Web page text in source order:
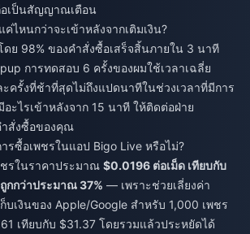
เป็นสัญญาณเตือน
ไหนกว่าจะเข้าหลังจากเติมเงิน?
ดย 98% ของคำสั่งซื้อเสร็จสิ้นภายใน 3 นาที
การทดสอบ 6 ครั้งของผมใช้เวลาเฉลี่ย
ครั้งที่ช้าที่สุดไม่ถึงแปดนาทีในช่วงเวลาที่มีการ
ะไรเข้าหลังจาก 15 นาที ให้ติดต่อฝ่าย
สั่งซื้อของคุณ
รซื้อเพชรในแอป Bigo Live หรือไม่?
รในราคาประมาณ $0.0196 ต่อเม็ด เทียบกับ
กว่าประมาณ 37% — เพราะช่วยเลี่ยงค่า
บเงินของ Apple/Google สำหรับ 1,000 เพชร
เทียบกับ $31.37 โดยรวมแล้วประหยัดได้